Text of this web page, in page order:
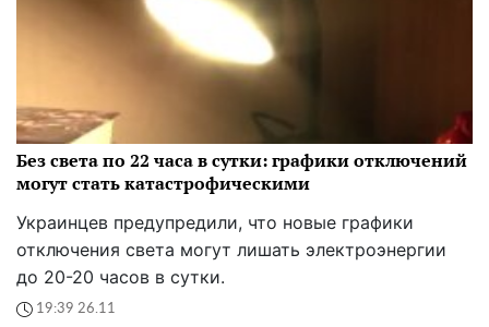
Без света по 22 часа в сутки: графики отключений
могут стать катастрофическими
Украинцев предупредили, что новые графики
отключения света могут лишать электроэнергии
до 20-20 часов в сутки.
19:39 26.11